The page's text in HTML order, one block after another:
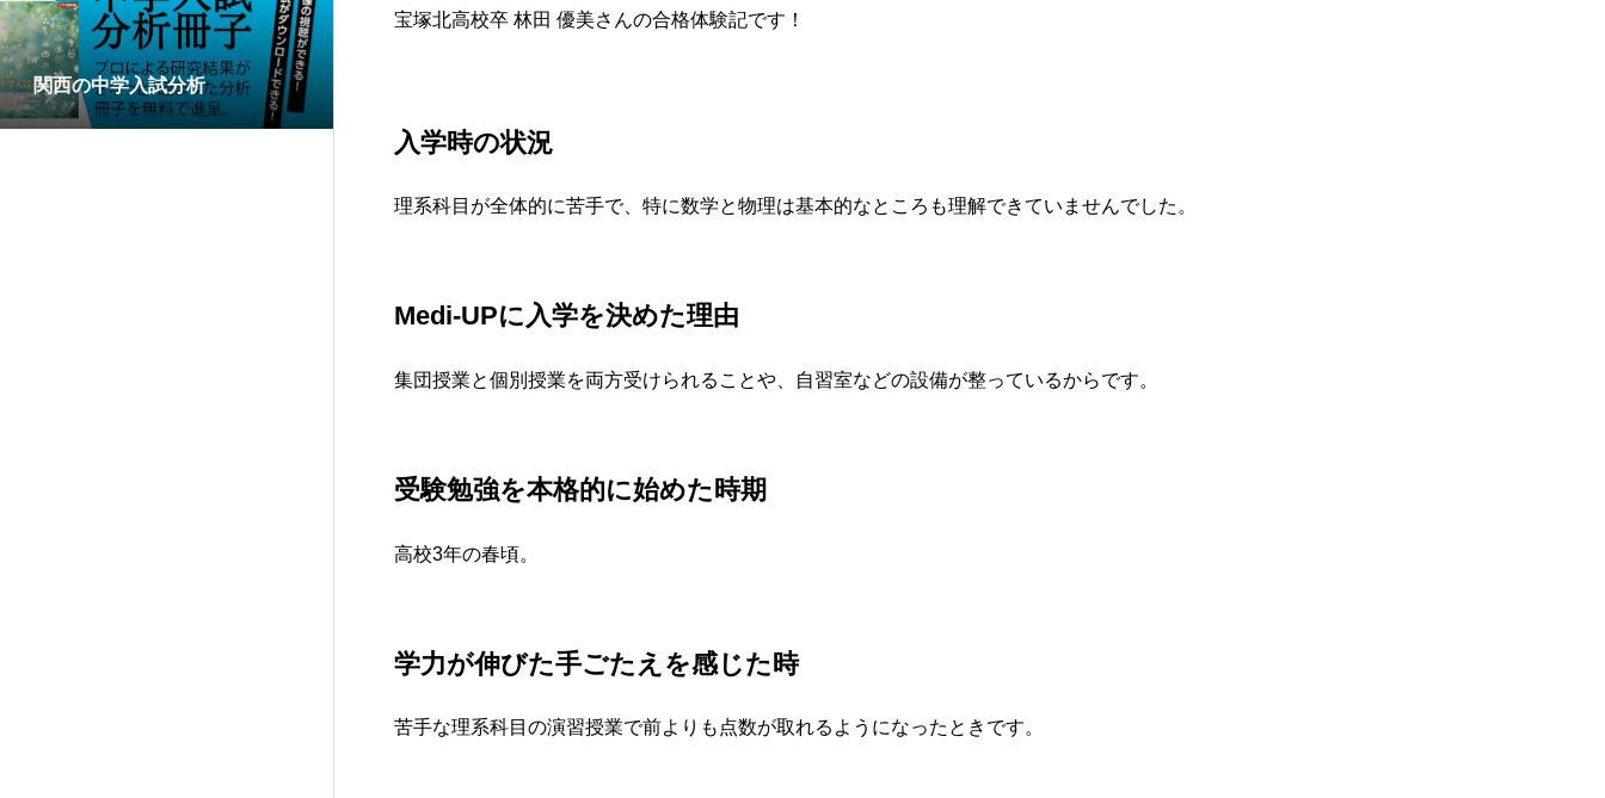
関西の中学入試分析
宝塚北高校卒 林田 優美さんの合格体験記です！
入学時の状況
理系科目が全体的に苦手で、特に数学と物理は基本的なところも理解できていませんでした。
Medi-UPに入学を決めた理由
集団授業と個別授業を両方受けられることや、自習室などの設備が整っているからです。
受験勉強を本格的に始めた時期
高校3年の春頃。
学力が伸びた手ごたえを感じた時
苦手な理系科目の演習授業で前よりも点数が取れるようになったときです。